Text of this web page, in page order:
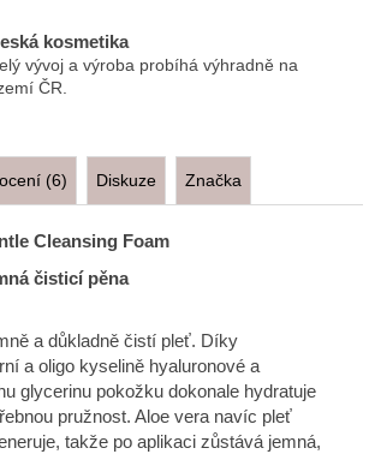
kosmetika
vývoj a výroba probíhá výhradně na
ČR.
(6) Diskuze Značka
Cleansing Foam
čisticí pěna
a důkladně čistí pleť. Díky
a oligo kyselině hyaluronové a
glycerinu pokožku dokonale hydratuje
pružnost. Aloe vera navíc pleť
takže po aplikaci zůstává jemná,